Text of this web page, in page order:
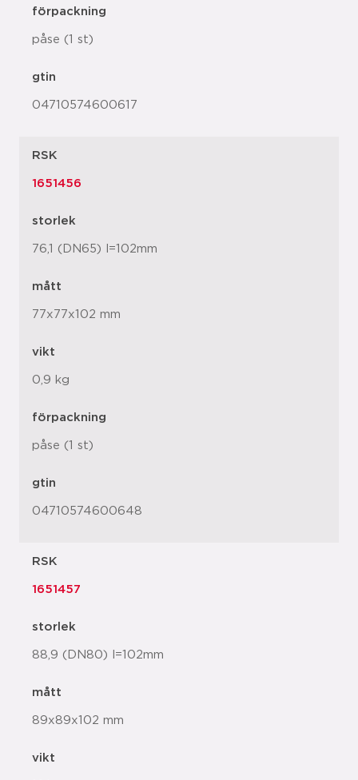
förpackning
påse (1 st)
gtin
04710574600617
RSK
1651456
storlek
76,1 (DN65) l=102mm
mått
77x77x102 mm
vikt
0,9 kg
förpackning
påse (1 st)
gtin
04710574600648
RSK
1651457
storlek
88,9 (DN80) l=102mm
mått
89x89x102 mm
vikt